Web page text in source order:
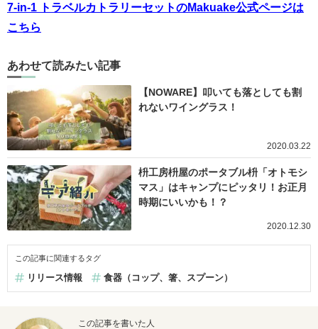
7-in-1 トラベルカトラリーセットのMakuake公式ページは
こちら
あわせて読みたい記事
【NOWARE】叩いても落としても割
れないワイングラス！
2020.03.22
枡工房枡屋のポータブル枡「オトモシ
マス」はキャンプにピッタリ！お正月
時期にいいかも！？
2020.12.30
この記事に関連するタグ
リリース情報 食器（コップ、箸、スプーン）
この記事を書いた人